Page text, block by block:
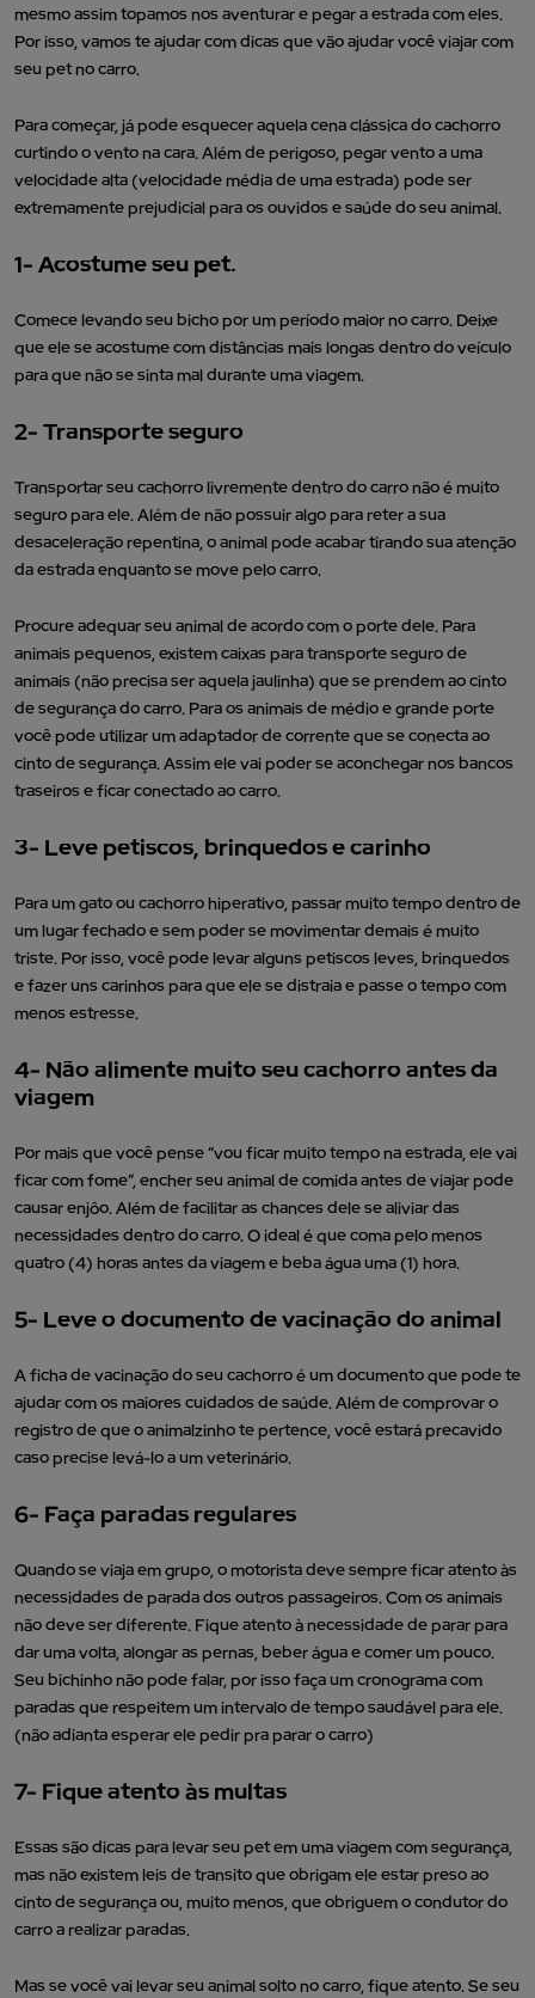
mesmo assim topamos nos aventurar e pegar a estrada com eles.
Por isso, vamos te ajudar com dicas que vão ajudar você viajar com
seu pet no carro.
Para começar, já pode esquecer aquela cena clássica do cachorro
curtindo o vento na cara. Além de perigoso, pegar vento a uma
velocidade alta (velocidade média de uma estrada) pode ser
extremamente prejudicial para os ouvidos e saúde do seu animal.
1- Acostume seu pet.
Comece levando seu bicho por um período maior no carro. Deixe
que ele se acostume com distâncias mais longas dentro do veículo
para que não se sinta mal durante uma viagem.
2- Transporte seguro
Transportar seu cachorro livremente dentro do carro não é muito
seguro para ele. Além de não possuir algo para reter a sua
desaceleração repentina, o animal pode acabar tirando sua atenção
da estrada enquanto se move pelo carro.
Procure adequar seu animal de acordo com o porte dele. Para
animais pequenos, existem caixas para transporte seguro de
animais (não precisa ser aquela jaulinha) que se prendem ao cinto
de segurança do carro. Para os animais de médio e grande porte
você pode utilizar um adaptador de corrente que se conecta ao
cinto de segurança. Assim ele vai poder se aconchegar nos bancos
traseiros e ficar conectado ao carro.
3- Leve petiscos, brinquedos e carinho
Para um gato ou cachorro hiperativo, passar muito tempo dentro de
um lugar fechado e sem poder se movimentar demais é muito
triste. Por isso, você pode levar alguns petiscos leves, brinquedos
e fazer uns carinhos para que ele se distraia e passe o tempo com
menos estresse.
4- Não alimente muito seu cachorro antes da
viagem
Por mais que você pense “vou ficar muito tempo na estrada, ele vai
ficar com fome”, encher seu animal de comida antes de viajar pode
causar enjôo. Além de facilitar as chances dele se aliviar das
necessidades dentro do carro. O ideal é que coma pelo menos
quatro (4) horas antes da viagem e beba água uma (1) hora.
5- Leve o documento de vacinação do animal
A ficha de vacinação do seu cachorro é um documento que pode te
ajudar com os maiores cuidados de saúde. Além de comprovar o
registro de que o animalzinho te pertence, você estará precavido
caso precise levá-lo a um veterinário.
6- Faça paradas regulares
Quando se viaja em grupo, o motorista deve sempre ficar atento às
necessidades de parada dos outros passageiros. Com os animais
não deve ser diferente. Fique atento à necessidade de parar para
dar uma volta, alongar as pernas, beber água e comer um pouco.
Seu bichinho não pode falar, por isso faça um cronograma com
paradas que respeitem um intervalo de tempo saudável para ele.
(não adianta esperar ele pedir pra parar o carro)
7- Fique atento às multas
Essas são dicas para levar seu pet em uma viagem com segurança,
mas não existem leis de transito que obrigam ele estar preso ao
cinto de segurança ou, muito menos, que obriguem o condutor do
carro a realizar paradas.
Mas se você vai levar seu animal solto no carro, fique atento. Se seu